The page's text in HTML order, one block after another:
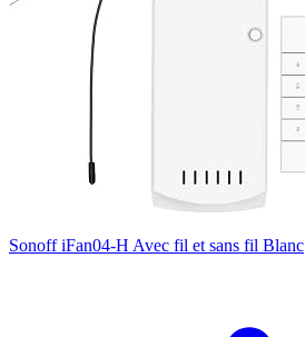
Sonoff iFan04-H Avec fil et sans fil Blanc